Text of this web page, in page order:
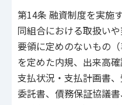
第14条 融資制度を実施
同組合における取扱い
要領に定めのないもの
を定めた内規、出来高
支払状況・支払計画書
委託書、債務保証協議